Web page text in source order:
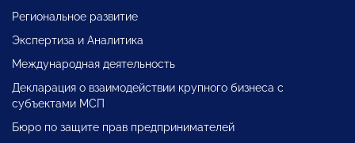
Региональное развитие
Экспертиза и Аналитика
Международная деятельность
Декларация о взаимодействии крупного бизнеса с
субъектами МСП
Бюро по защите прав предпринимателей